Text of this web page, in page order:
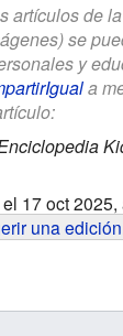
artículos de la
se
y
a
17 oct 2025,
una edición